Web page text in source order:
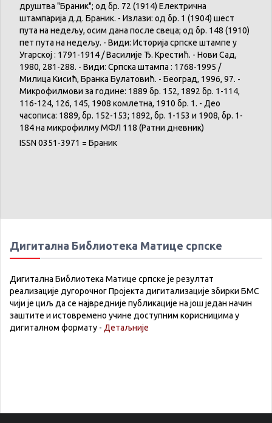
друштва "Браник"; од бр. 72 (1914) Електрична
штампарија д.д. Браник. - Излази: од бр. 1 (1904) шест
пута на недељу, осим дана после свеца; од бр. 148 (1910)
пет пута на недељу. - Види: Историја српске штампе у
Угарској : 1791-1914 / Василије Ђ. Крестић. - Нови Сад,
1980, 281-288. - Види: Српска штампа : 1768-1995 /
Милица Кисић, Бранка Булатовић. - Београд, 1996, 97. -
Микрофилмови за године: 1889 бр. 152, 1892 бр. 1-114,
116-124, 126, 145, 1908 комлетна, 1910 бр. 1. - Део
часописа: 1889, бр. 152-153; 1892, бр. 1-153 и 1908, бр. 1-
184 на микрофилму МФЛ 118 (Ратни дневник)
ISSN 0351-3971 = Браник
Дигитална Библиотека Матице српске
Дигитална Библиотека Матице српске је резултат
реализације дугорочног Пројекта дигитализације збирки БМС
чији је циљ да се највредније публикације на још један начин
заштите и истовремено учине доступним корисницима у
дигиталном формату - Детаљније